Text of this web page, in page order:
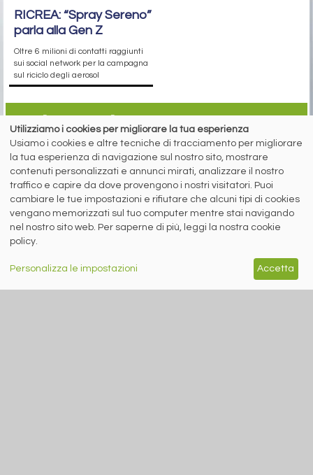
RICREA: “Spray Sereno”
parla alla Gen Z
Oltre 6 milioni di contatti raggiunti
sui social network per la campagna
sul riciclo degli aerosol
siderweb
LA COMMUNITY DELL'ACCIAIO
Siderweb S.p.A. SB Società del gruppo Morandi Group s.r.l.
Sede sociale: Flero (Brescia) Via Don Milani 5
T.
+39 030 254 00 06
E. info@siderweb.com
Tutti i diritti sono riservati
Utilizziamo i cookies per migliorare la tua esperienza
Usiamo i cookies e altre tecniche di tracciamento per migliorare
la tua esperienza di navigazione sul nostro sito, mostrare
contenuti personalizzati e annunci mirati, analizzare il nostro
traffico e capire da dove provengono i nostri visitatori. Puoi
cambiare le tue impostazioni e rifiutare che alcuni tipi di cookies
vengano memorizzati sul tuo computer mentre stai navigando
nel nostro sito web. Per saperne di più, leggi la nostra cookie
policy.
Personalizza le impostazioni Accetta